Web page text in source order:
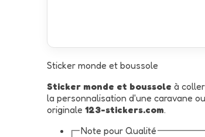
Sticker monde et boussole
Sticker monde et boussole à
la personnalisation d'une caravane
originale 123-stickers.com.
Note pour Qualité